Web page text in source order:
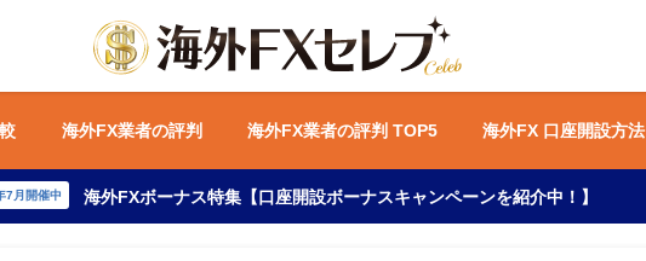
海外FX業者の評判 海外FX業者の評判 TOP5 海外FX 口座開設方法
7月開催中 海外FXボーナス特集【口座開設ボーナスキャンペーンを紹介中！】